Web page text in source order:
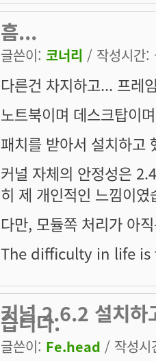
흠...
글쓴이: 코너리 / 작성시간
다른건 차지하고... 프레
노트북이며 데스크탑이
패치를 받아서 설치하고
커널 자체의 안정성은
히 제 개인적인 느낌이였
다만, 모듈쪽 처리가 아
The difficulty in life is
커널 2.6.2 설치하
습니다.
글쓴이: Fe.head / 작성